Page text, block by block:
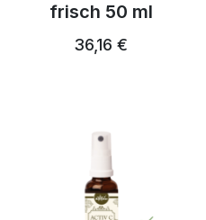
frisch 50 ml
36,16 €